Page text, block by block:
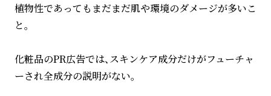
植物性であってもまだまだ肌や環境のダメージが多いこ
と。
化粧品のPR広告では、スキンケア成分だけがフューチャ
ーされ全成分の説明がない。